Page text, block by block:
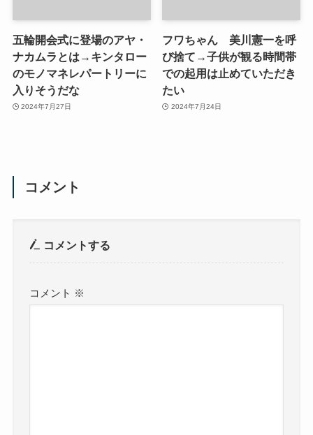
五輪開会式に登場のアヤ・
ナカムラとは→キンタロー
のモノマネレパートリーに
入りそうだな
2024年7月27日
フワちゃん 美川憲一を呼
び捨て→子供が観る時間帯
での起用は止めていただき
たい
2024年7月24日
コメント
コメントする
コメント ※